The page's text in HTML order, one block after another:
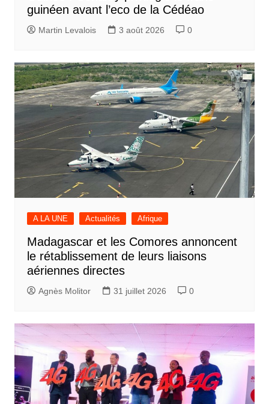
guinéen avant l’eco de la Cédéao
Martin Levalois 3 août 2026 0
A LA UNE Actualités Afrique
Madagascar et les Comores annoncent
le rétablissement de leurs liaisons
aériennes directes
Agnès Molitor 31 juillet 2026 0